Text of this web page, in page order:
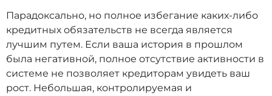
Парадоксально, но полное избегание каких-либо
кредитных обязательств не всегда является
лучшим путем. Если ваша история в прошлом
была негативной, полное отсутствие активности в
системе не позволяет кредиторам увидеть ваш
рост. Небольшая, контролируемая и